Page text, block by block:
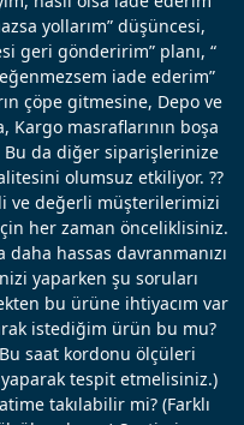
yollarım” düşüncesi,
geri gönderirim” planı, “
iade ederim”
çöpe gitmesine, Depo ve
Kargo masraflarının boşa
Bu da diğer siparişlerinize
olumsuz etkiliyor. ??
ve değerli müşterilerimizi
her zaman önceliklisiniz.
hassas davranmanızı
yaparken şu soruları
bu ürüne ihtiyacım var
istediğim ürün bu mu?
saat kordonu ölçüleri
tespit etmelisiniz.)
takılabilir mi? (Farklı